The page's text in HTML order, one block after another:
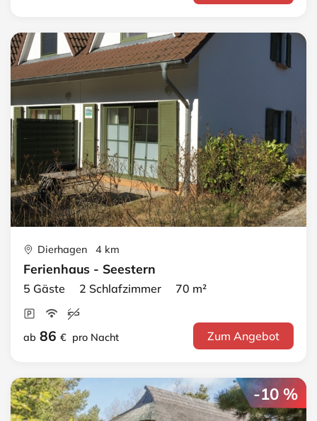
Dierhagen 4 km
Ferienhaus - Seestern
5 Gäste 2 Schlafzimmer 70 m²
ab 86 € pro Nacht Zum Angebot
-10 %